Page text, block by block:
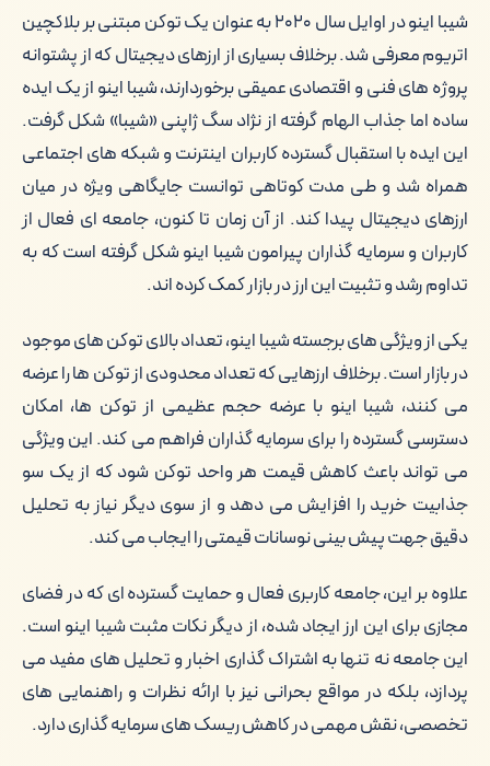
شیبا اینو در اوایل سال ۲۰۲۰ به عنوان یک توکن مبتنی بر بلاکچین
اتریوم معرفی شد. برخلاف بسیاری از ارزهای دیجیتال که از پشتوانه
پروژه های فنی و اقتصادی عمیقی برخوردارند، شیبا اینو از یک ایده
ساده اما جذاب الهام گرفته از نژاد سگ ژاپنی «شیبا» شکل گرفت.
این ایده با استقبال گسترده کاربران اینترنت و شبکه های اجتماعی
همراه شد و طی مدت کوتاهی توانست جایگاهی ویژه در میان
ارزهای دیجیتال پیدا کند. از آن زمان تا کنون، جامعه ای فعال از
کاربران و سرمایه گذاران پیرامون شیبا اینو شکل گرفته است که به
تداوم رشد و تثبیت این ارز در بازار کمک کرده اند.
یکی از ویژگی های برجسته شیبا اینو، تعداد بالای توکن های موجود
در بازار است. برخلاف ارزهایی که تعداد محدودی از توکن ها را عرضه
می کنند، شیبا اینو با عرضه حجم عظیمی از توکن ها، امکان
دسترسی گسترده را برای سرمایه گذاران فراهم می کند. این ویژگی
می تواند باعث کاهش قیمت هر واحد توکن شود که از یک سو
جذابیت خرید را افزایش می دهد و از سوی دیگر نیاز به تحلیل
دقیق جهت پیش بینی نوسانات قیمتی را ایجاب می کند.
علاوه بر این، جامعه کاربری فعال و حمایت گسترده ای که در فضای
مجازی برای این ارز ایجاد شده، از دیگر نکات مثبت شیبا اینو است.
این جامعه نه تنها به اشتراک گذاری اخبار و تحلیل های مفید می
پردازد، بلکه در مواقع بحرانی نیز با ارائه نظرات و راهنمایی های
تخصصی، نقش مهمی در کاهش ریسک های سرمایه گذاری دارد.